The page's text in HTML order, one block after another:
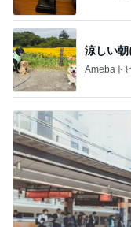
涼しい
Amebaト